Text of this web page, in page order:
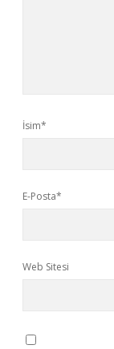
İsim*
E-Posta*
Web Sitesi